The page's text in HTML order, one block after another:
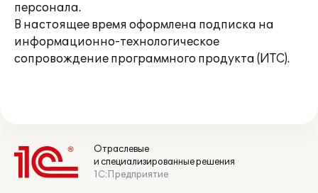
персонала.
В настоящее время оформлена подписка на
информационно-технологическое
сопровождение программного продукта (ИТС).
Отраслевые
и специализированные решения
1С:Предприятие